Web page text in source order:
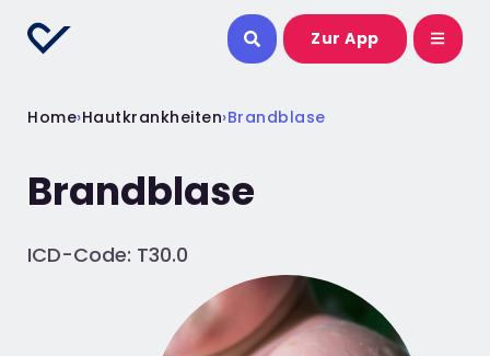
Zur App
Home›Hautkrankheiten›Brandblase
Brandblase
ICD-Code: T30.0